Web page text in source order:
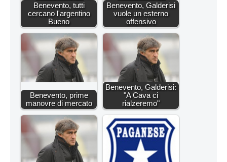
Benevento, tutti
cercano l'argentino
Bueno
Benevento, Galderisi
vuole un esterno
offensivo
Benevento, prime
manovre di mercato
Benevento, Galderisi:
"A Cava ci
rialzeremo"